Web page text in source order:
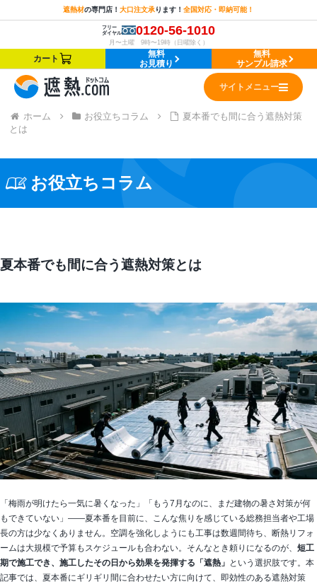
遮熱材の専門店！ 大口注文承ります！ 全国対応・即納可能！
フリー
ダイヤル
0120-56-1010
月〜土曜 9時〜19時（日曜除く）
カート
無料
お見積り
無料
サンプル請求
サイトメニュー
ホーム お役立ちコラム
夏本番でも間に合う遮熱対策
とは
お役立ちコラム
夏本番でも間に合う遮熱対策とは
「梅雨が明けたら一気に暑くなった」「もう7月なのに、まだ建物の暑さ対策が何
もできていない」——夏本番を目前に、こんな焦りを感じている総務担当者や工場
長の方は少なくありません。空調を強化しようにも工事は数週間待ち、断熱リフォ
ームは大規模で予算もスケジュールも合わない。そんなとき頼りになるのが、 短工
期で施工でき、施工したその日から効果を発揮する「遮熱」 という選択肢です。本
記事では、夏本番にギリギリ間に合わせたい方に向けて、即効性のある遮熱対策